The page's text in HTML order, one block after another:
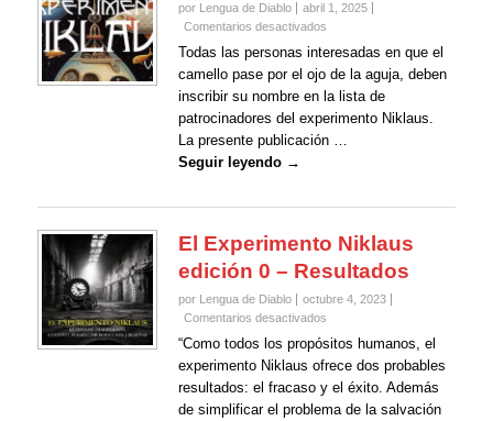
por Lengua de Diablo
abril 1, 2025
Comentarios desactivadosen
Niklaus
Todas las personas interesadas en que el
camello pase por el ojo de la aguja, deben
inscribir su nombre en la lista de
patrocinadores del experimento Niklaus.
La presente publicación …
Seguir leyendo →
El Experimento Niklaus
edición 0 – Resultados
por Lengua de Diablo
octubre 4, 2023
Comentarios desactivadosen
El
Niklaus
edición
0
“Como todos los propósitos humanos, el
experimento Niklaus ofrece dos probables
resultados: el fracaso y el éxito. Además
de simplificar el problema de la salvación